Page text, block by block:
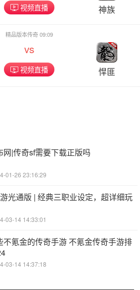
视频直播 神族
精品版本传奇 09:09
vs
视频直播 悍匪
网|传奇sf需要下载正版吗
01-26 23:16:29
光通版 | 经典三职业设定，超详细玩
03-14 14:33:01
不氪金的传奇手游 不氪金传奇手游排
03-14 14:37:18